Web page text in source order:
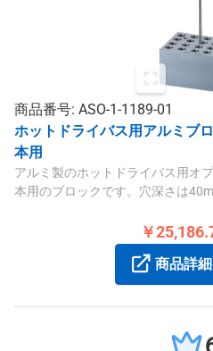
商品番号: ASO-1-1189-01
ホットドライバス用アルミ
本用
アルミ製のホットドライバス用オ
本用のブロックです。穴深さは
可能な取手付きで安全性も確保し
￥
商品詳